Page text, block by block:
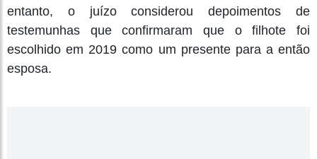
entanto, o juízo considerou depoimentos de
testemunhas que confirmaram que o filhote foi
escolhido em 2019 como um presente para a então
esposa.